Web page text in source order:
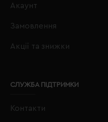
Акаунт
Замовлення
Акції та знижки
СЛУЖБА ПІДТРИМКИ
Контакти